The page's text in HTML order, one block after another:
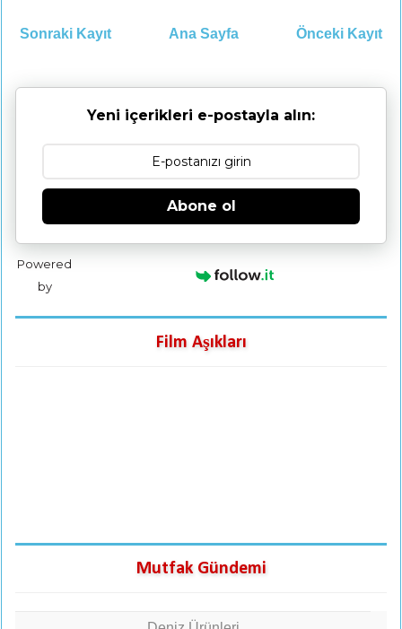
Sonraki Kayıt Önceki Kayıt
Ana Sayfa
Yeni içerikleri e-postayla alın:
Abone ol
Powered
by
Film Aşıkları
Mutfak Gündemi